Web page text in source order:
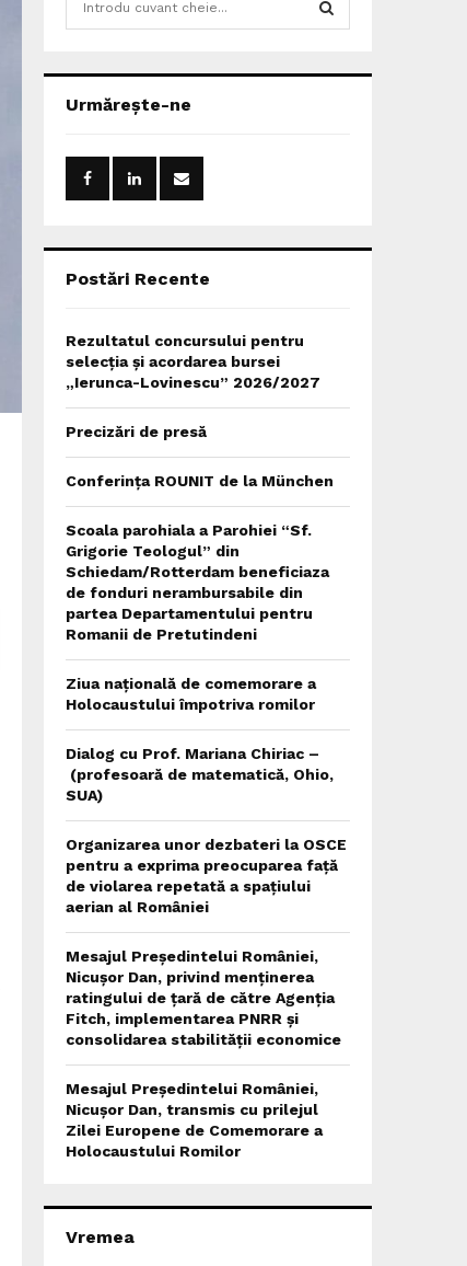
h
o
:
Urmărește-ne
Postări Recente
Rezultatul concursului pentru
selecția și acordarea bursei
„Ierunca-Lovinescu” 2026/2027
Precizări de presă
Conferința ROUNIT de la München
Scoala parohiala a Parohiei “Sf.
Grigorie Teologul” din
Schiedam/Rotterdam beneficiaza
de fonduri nerambursabile din
partea Departamentului pentru
Romanii de Pretutindeni
Ziua națională de comemorare a
Holocaustului împotriva romilor
Dialog cu Prof. Mariana Chiriac –
(profesoară de matematică, Ohio,
SUA)
Organizarea unor dezbateri la OSCE
pentru a exprima preocuparea față
de violarea repetată a spațiului
aerian al României
Mesajul Președintelui României,
Nicușor Dan, privind menținerea
ratingului de țară de către Agenția
Fitch, implementarea PNRR și
consolidarea stabilității economice
Mesajul Președintelui României,
Nicușor Dan, transmis cu prilejul
Zilei Europene de Comemorare a
Holocaustului Romilor
Vremea